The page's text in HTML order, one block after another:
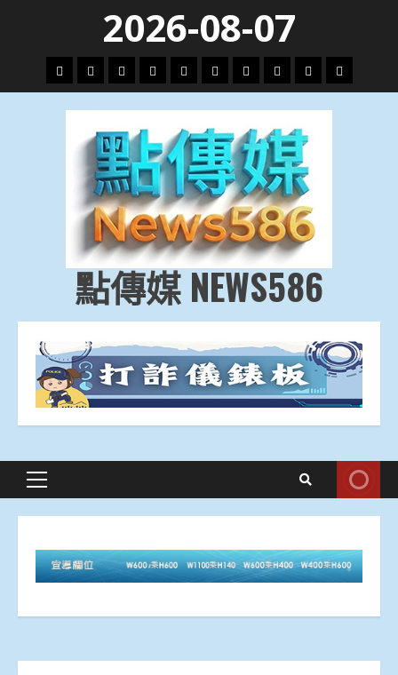
content
2026-08-07
頭
條
財
經
地
方.
會
文
教.
技
專
題
娛
樂
劇
政
治
國
際
運
動
生
活
點傳媒 NEWS586
Primary